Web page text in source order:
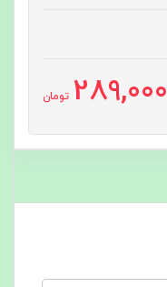
289,000 تومان